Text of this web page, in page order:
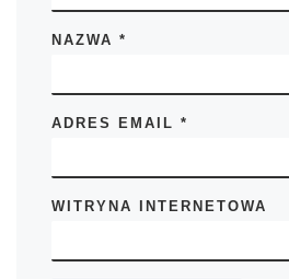
NAZWA*
ADRES EMAIL*
WITRYNA INTERNETOWA